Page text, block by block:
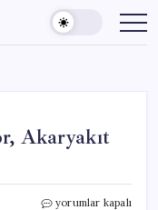
Akaryakıt
Petrol
yorumlar kapalı